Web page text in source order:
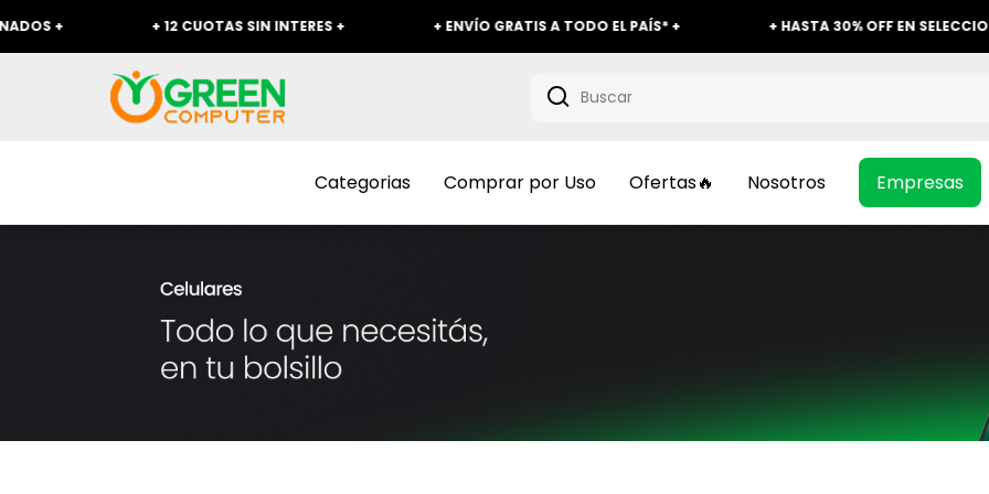
+ + 12 CUOTAS SIN INTERES + + ENVÍO GRATIS A TODO EL PAÍS* + + HASTA 30% OFF EN
Categorias Comprar por Uso Ofertas🔥 Nosotros Empresas